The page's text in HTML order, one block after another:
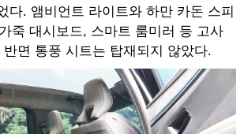
다. 앰비언트 라이트와 하만 카돈 스피
죽 대시보드, 스마트 룸미러 등 고사
면 통풍 시트는 탑재되지 않았다.